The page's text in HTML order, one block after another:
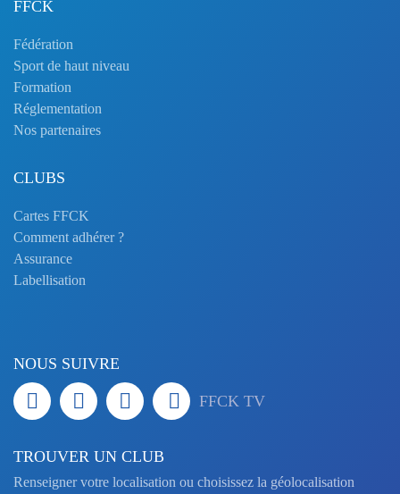
FFCK
Fédération
Sport de haut niveau
Formation
Réglementation
Nos partenaires
CLUBS
Cartes FFCK
Comment adhérer ?
Assurance
Labellisation
NOUS SUIVRE
FFCK TV
TROUVER UN CLUB
Renseigner votre localisation ou choisissez la géolocalisation